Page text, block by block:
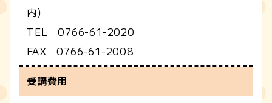
内）
TEL 0766-61-2020
FAX 0766-61-2008
受講費用